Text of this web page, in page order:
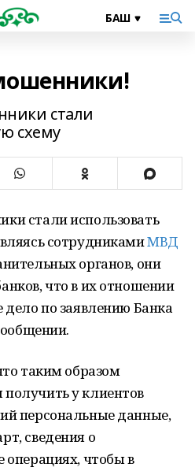
стали
схему
стали использовать
сотрудникамиМВД
органов, они
что в их отношении
дело по заявлению Банка
таким образом
у клиентов
персональные данные,
сведения о
операциях, чтобы в